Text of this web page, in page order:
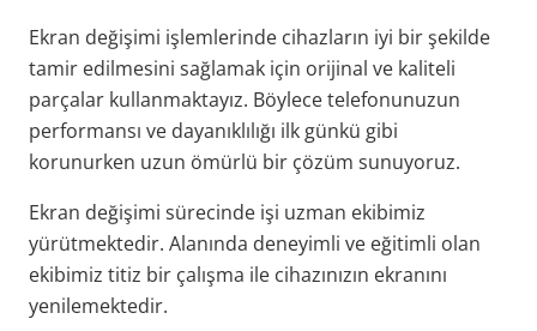
Ekran değişimi işlemlerinde cihazların iyi bir şekilde
tamir edilmesini sağlamak için orijinal ve kaliteli
parçalar kullanmaktayız. Böylece telefonunuzun
performansı ve dayanıklılığı ilk günkü gibi
korunurken uzun ömürlü bir çözüm sunuyoruz.
Ekran değişimi sürecinde işi uzman ekibimiz
yürütmektedir. Alanında deneyimli ve eğitimli olan
ekibimiz titiz bir çalışma ile cihazınızın ekranını
yenilemektedir.